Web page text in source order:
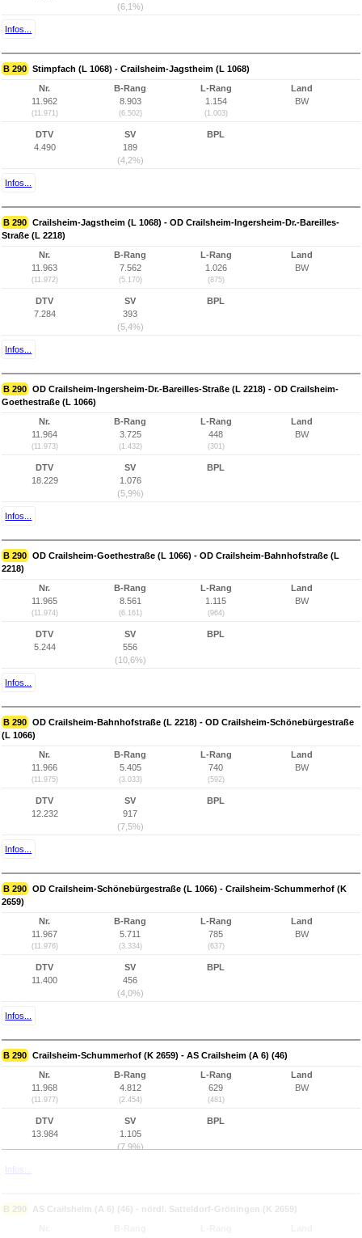
(6,1%)
Infos...
B 290 Stimpfach (L 1068) - Crailsheim-Jagstheim (L 1068)
Nr.
11.962
(11.971)
B-Rang
8.903
(6.502)
L-Rang
1.154
(1.003)
Land
BW
DTV
4.490
SV
189
(4,2%)
BPL
Infos...
B 290 Crailsheim-Jagstheim (L 1068) - OD Crailsheim-Ingersheim-Dr.-Bareilles-
Straße (L 2218)
Nr.
11.963
(11.972)
B-Rang
7.562
(5.170)
L-Rang
1.026
(875)
Land
BW
DTV
7.284
SV
393
(5,4%)
BPL
Infos...
B 290 OD Crailsheim-Ingersheim-Dr.-Bareilles-Straße (L 2218) - OD Crailsheim-
Goethestraße (L 1066)
Nr.
11.964
(11.973)
B-Rang
3.725
(1.432)
L-Rang
448
(301)
Land
BW
DTV
18.229
SV
1.076
(5,9%)
BPL
Infos...
B 290 OD Crailsheim-Goethestraße (L 1066) - OD Crailsheim-Bahnhofstraße (L
2218)
Nr.
11.965
(11.974)
B-Rang
8.561
(6.161)
L-Rang
1.115
(964)
Land
BW
DTV
5.244
SV
556
(10,6%)
BPL
Infos...
B 290 OD Crailsheim-Bahnhofstraße (L 2218) - OD Crailsheim-Schönebürgestraße
(L 1066)
Nr.
11.966
(11.975)
B-Rang
5.405
(3.033)
L-Rang
740
(592)
Land
BW
DTV
12.232
SV
917
(7,5%)
BPL
Infos...
B 290 OD Crailsheim-Schönebürgestraße (L 1066) - Crailsheim-Schummerhof (K
2659)
Nr.
11.967
(11.976)
B-Rang
5.711
(3.334)
L-Rang
785
(637)
Land
BW
DTV
11.400
SV
456
(4,0%)
BPL
Infos...
B 290 Crailsheim-Schummerhof (K 2659) - AS Crailsheim (A 6) (46)
Nr.
11.968
(11.977)
B-Rang
4.812
(2.454)
L-Rang
629
(481)
Land
BW
DTV
13.984
SV
1.105
(7,9%)
BPL
Infos...
B 290 AS Crailsheim (A 6) (46) - nördl. Satteldorf-Gröningen (K 2659)